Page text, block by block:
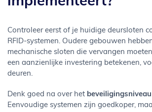
Controleer eerst of je huidige deursloten
RFID-systemen. Oudere gebouwen
mechanische sloten die vervangen
een aanzienlijke investering betekenen,
deuren.
Denk goed na over het beveiligingsniveau
Eenvoudige systemen zijn goedkoper,